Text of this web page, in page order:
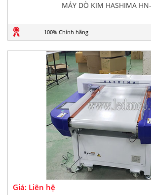
MÁY DÒ KIM HASHIMA
100% Chính hãng
Giá: Liên hệ